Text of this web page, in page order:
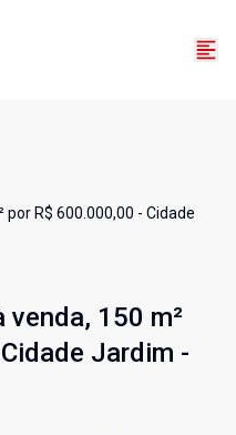
R$ 600.000,00 - Cidade
150 m²
Jardim -